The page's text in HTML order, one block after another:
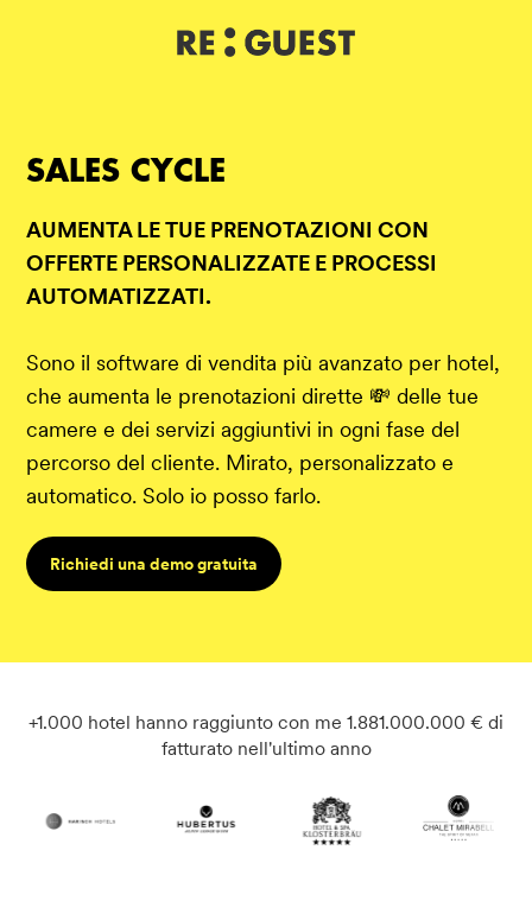
SALES CYCLE
AUMENTA LE TUE PRENOTAZIONI CON
OFFERTE PERSONALIZZATE E PROCESSI
AUTOMATIZZATI.
Sono il software di vendita più avanzato per hotel,
che aumenta le prenotazioni dirette 💸 delle tue
camere e dei servizi aggiuntivi in ogni fase del
percorso del cliente. Mirato, personalizzato e
automatico. Solo io posso farlo.
Richiedi una demo gratuita
+1.000 hotel hanno raggiunto con me 1.881.000.000 € di
fatturato nell'ultimo anno